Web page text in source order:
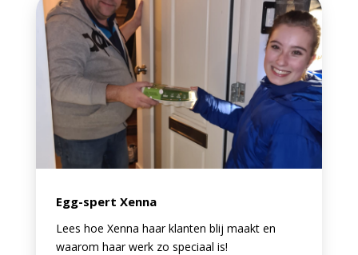
Egg-spert Xenna
Lees hoe Xenna haar klanten blij maakt en
waarom haar werk zo speciaal is!